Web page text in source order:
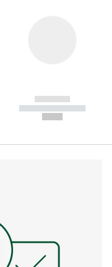
------------
----------- -----------